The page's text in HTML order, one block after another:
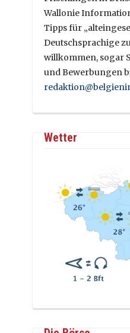
Wallonie
Tipps für
Deutschsprachige
willkommen, sogar
und Bewerbungen
Wetter